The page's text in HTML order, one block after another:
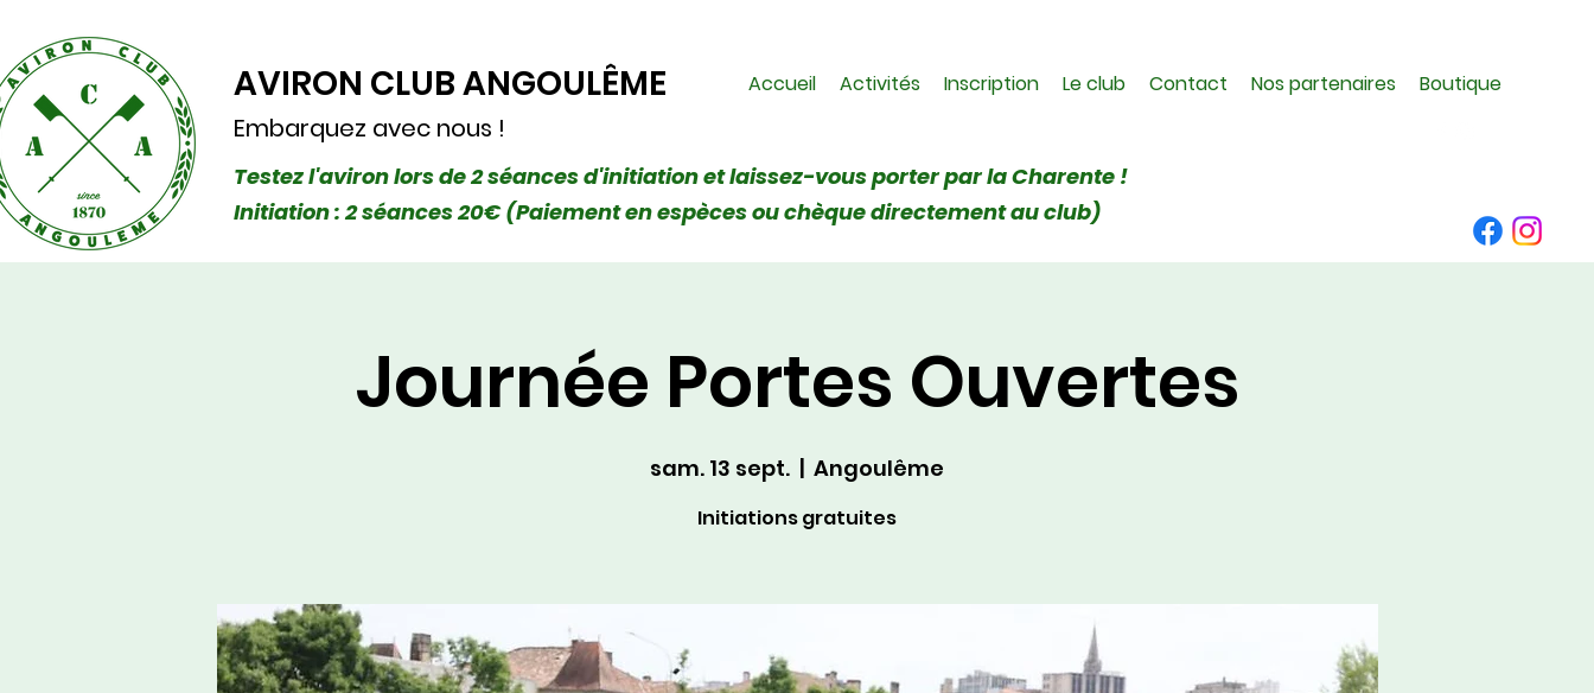
Accueil Activités Inscription Le club Contact Nos partenaires Boutique
Embarquez avec nous !
Testez l'aviron lors de 2 séances d'initiation et laissez-vous porter par la Charente !
Initiation : 2 séances 20€ (Paiement en espèces ou chèque directement au club)
AVIRON CLUB ANGOULÊME
Journée Portes Ouvertes
sam. 13 sept.
  |
Angoulême
Initiations gratuites